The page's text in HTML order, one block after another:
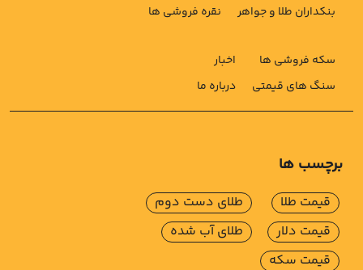
بنکداران طلا و جواهر
نقره فروشی ها
سکه فروشی ها
سنگ های قیمتی
اخبار
درباره ما
برچسب ها
قیمت طلا
قیمت دلار
قیمت سکه
طلای دست دوم
طلای آب شده